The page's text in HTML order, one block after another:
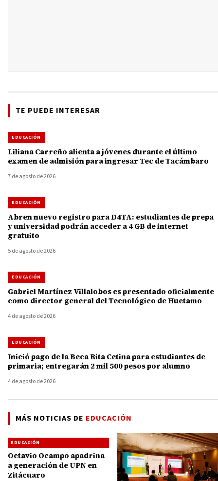
TE PUEDE INTERESAR
EDUCACIÓN
Liliana Carreño alienta a jóvenes durante el último
examen de admisión para ingresar Tec de Tacámbaro
7 de agosto de 2026
EDUCACIÓN
Abren nuevo registro para D4TA: estudiantes de prepa
y universidad podrán acceder a 4 GB de internet
gratuito
5 de agosto de 2026
EDUCACIÓN
Gabriel Martínez Villalobos es presentado oficialmente
como director general del Tecnológico de Huetamo
4 de agosto de 2026
EDUCACIÓN
Inició pago de la Beca Rita Cetina para estudiantes de
primaria; entregarán 2 mil 500 pesos por alumno
4 de agosto de 2026
MÁS NOTICIAS DE EDUCACIÓN
EDUCACIÓN
Octavio Ocampo apadrina
a generación de UPN en
Zitácuaro